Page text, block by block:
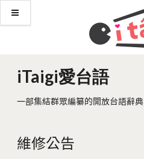
iTaigi愛台語
一部集結群眾編纂的開放台語辭典
維修公告